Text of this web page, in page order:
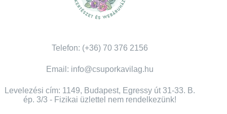
Telefon: (+36) 70 376 2156
Email: info@csuporkavilag.hu
Levelezési cím: 1149, Budapest, Egressy út 31-33. B.
ép. 3/3 - Fizikai üzlettel nem rendelkezünk!